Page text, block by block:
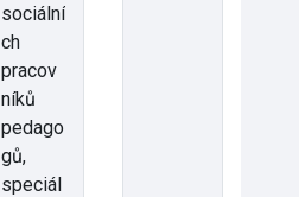
sociální
ch
pracov
níků
pedago
gů,
speciál